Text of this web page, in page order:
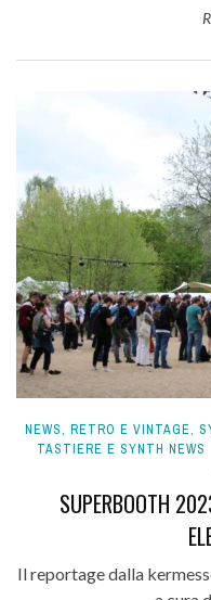
NEWS, RETRO E VINTAGE,
TASTIERE E SYNTH NEWS
SUPERBOOTH
Il reportage dalla